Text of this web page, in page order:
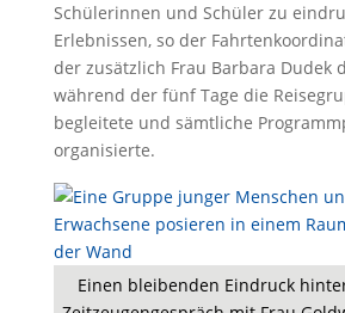
Schülerinnen und Schüler zu
Erlebnissen, so der
der zusätzlich Frau Barbara Dudek
während der fünf Tage die
begleitete und sämtliche
organisierte.
Einen bleibenden Eindruck